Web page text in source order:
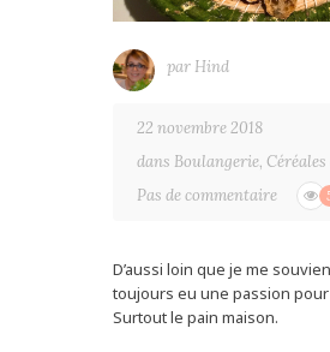
par Hind
22 novembre 2018
dans Boulangerie,
Pas de commentaire
D’aussi loin que je me
toujours eu une passion pour
Surtout le pain maison.